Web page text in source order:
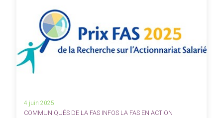
4 juin 2025
COMMUNIQUÉS DE LA FAS INFOS LA FAS EN ACTION